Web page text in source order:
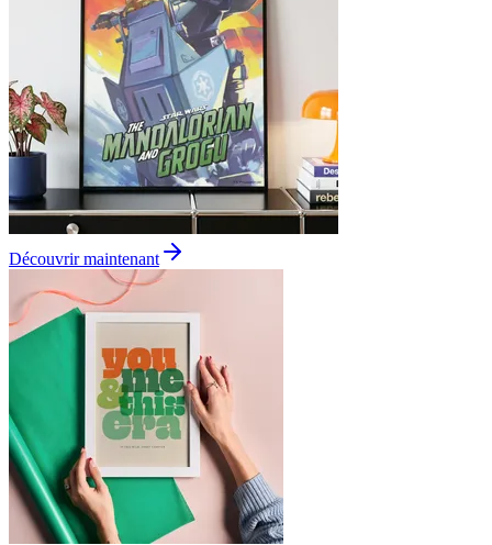
Découvrir maintenant